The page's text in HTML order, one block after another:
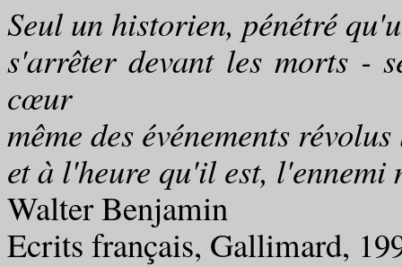
Seul un historien, pénétré
s'arrêter devant les morts -
cœur
même des événements
et à l'heure qu'il est,
Walter Benjamin
Ecrits français, Gallimard,